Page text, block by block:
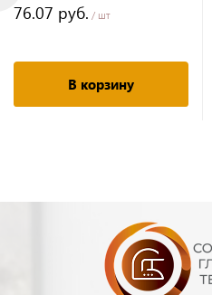
76.07 руб. / шт
В корзину